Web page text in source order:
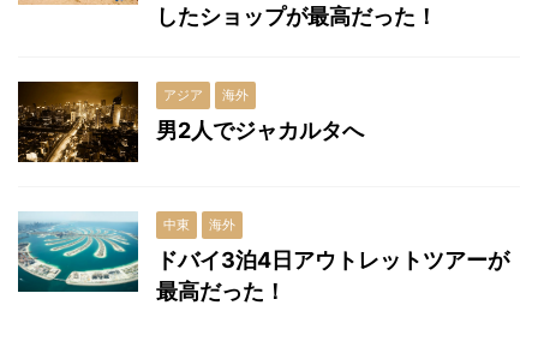
したショップが最高だった！
アジア 海外
男2人でジャカルタへ
中東 海外
ドバイ3泊4日アウトレットツアーが
最高だった！